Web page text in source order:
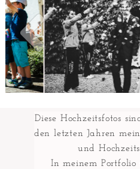
Diese Hochzeitsfotos
den letzten Jahren
und
In meinem Portfolio